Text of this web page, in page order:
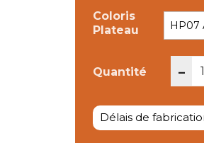
Coloris
Plateau
Quantité -
Délais de